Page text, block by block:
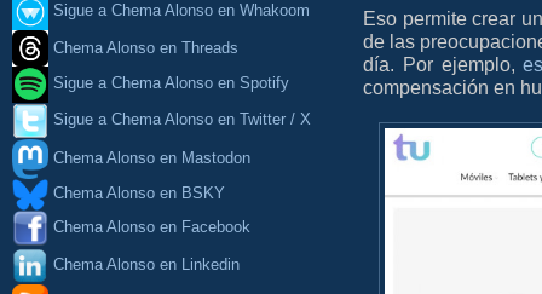
Sigue a Chema Alonso en Whakoom
Chema Alonso en Threads
Sigue a Chema Alonso en Spotify
Sigue a Chema Alonso en Twitter / X
Chema Alonso en Mastodon
Chema Alonso en BSKY
Chema Alonso en Facebook
Chema Alonso en Linkedin
Eso permite crear
de las
día. Por ejemplo,
compensación en